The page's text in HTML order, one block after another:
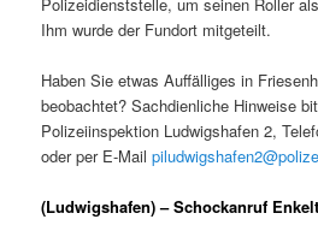
Ihm wurde der Fundort mitgeteilt.
Haben Sie etwas Auffälliges in
beobachtet? Sachdienliche Hinweise
Polizeiinspektion Ludwigshafen 2,
oder per E-Mail
(Ludwigshafen) – Schockanruf